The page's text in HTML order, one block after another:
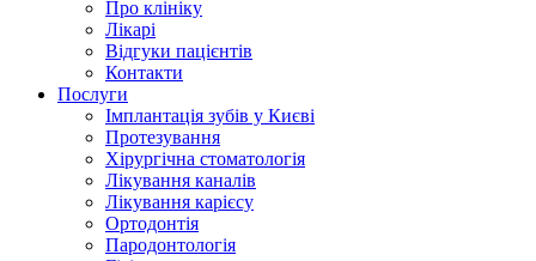
Про клініку
Лікарі
Відгуки пацієнтів
Контакти
Послуги
Імплантація зубів у Києві
Протезування
Хірургічна стоматологія
Лікування каналів
Лікування карієсу
Ортодонтія
Пародонтологія